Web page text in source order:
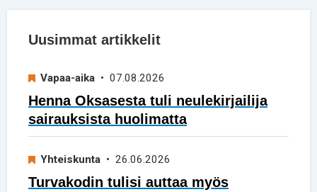
Uusimmat artikkelit
Vapaa-aika • 07.08.2026
Henna Oksasesta tuli neulekirjailija
sairauksista huolimatta
Yhteiskunta • 26.06.2026
Turvakodin tulisi auttaa myös